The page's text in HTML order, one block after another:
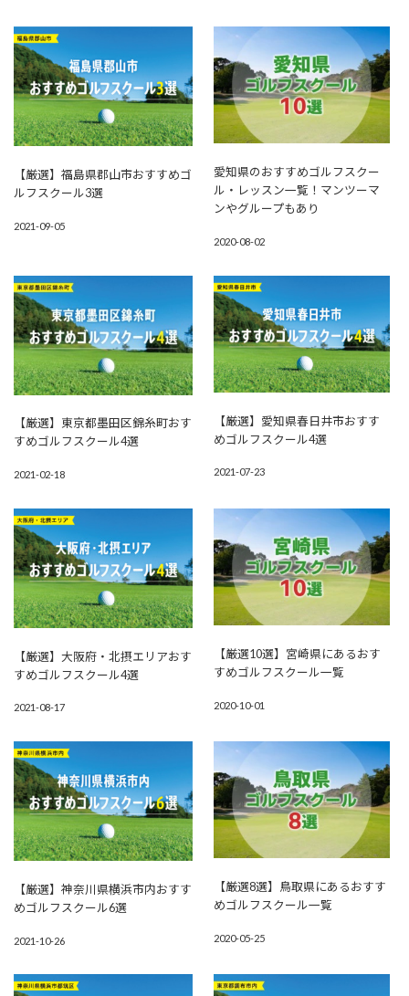
【厳選】福島県郡山市おすすめゴ
ルフスクール3選
2021-09-05
愛知県のおすすめゴルフスクー
ル・レッスン一覧！マンツーマ
ンやグループもあり
2020-08-02
【厳選】東京都墨田区錦糸町おす
すめゴルフスクール4選
2021-02-18
【厳選】愛知県春日井市おすす
めゴルフスクール4選
2021-07-23
【厳選】大阪府・北摂エリアおす
すめゴルフスクール4選
2021-08-17
【厳選10選】宮崎県にあるおす
すめゴルフスクール一覧
2020-10-01
【厳選】神奈川県横浜市内おすす
めゴルフスクール6選
2021-10-26
【厳選8選】鳥取県にあるおすす
めゴルフスクール一覧
2020-05-25